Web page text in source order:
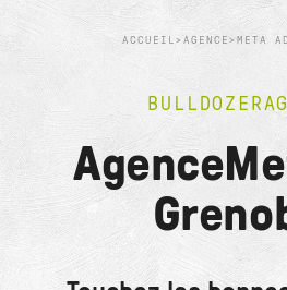
ACCUEIL > AGENCE > META
BULLDOZER
Agence